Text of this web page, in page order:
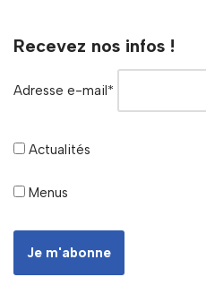
Recevez nos infos !
Adresse e-mail*
Actualités
Menus